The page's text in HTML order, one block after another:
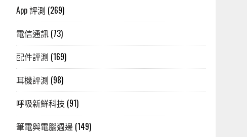
App 評測 (269)
電信通訊 (73)
配件評測 (169)
耳機評測 (98)
呼吸新鮮科技 (91)
筆電與電腦週邊 (149)